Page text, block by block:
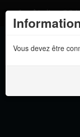
Vous devez être
Atelier 801
Dev Tracker
Langue